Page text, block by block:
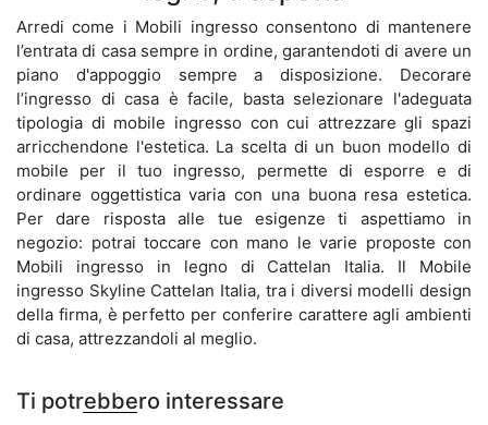
Arredi come i Mobili ingresso consentono di mantenere
l’entrata di casa sempre in ordine, garantendoti di avere un
piano d'appoggio sempre a disposizione. Decorare
l’ingresso di casa è facile, basta selezionare l'adeguata
tipologia di mobile ingresso con cui attrezzare gli spazi
arricchendone l'estetica. La scelta di un buon modello di
mobile per il tuo ingresso, permette di esporre e di
ordinare oggettistica varia con una buona resa estetica.
Per dare risposta alle tue esigenze ti aspettiamo in
negozio: potrai toccare con mano le varie proposte con
Mobili ingresso in legno di Cattelan Italia. Il Mobile
ingresso Skyline Cattelan Italia, tra i diversi modelli design
della firma, è perfetto per conferire carattere agli ambienti
di casa, attrezzandoli al meglio.
Ti potrebbero interessare